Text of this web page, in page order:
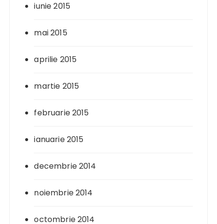
iunie 2015
mai 2015
aprilie 2015
martie 2015
februarie 2015
ianuarie 2015
decembrie 2014
noiembrie 2014
octombrie 2014